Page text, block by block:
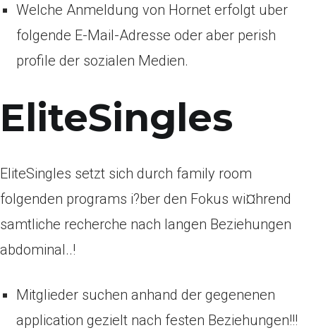
Welche Anmeldung von Hornet erfolgt uber
folgende E-Mail-Adresse oder aber perish
profile der sozialen Medien.
EliteSingles
EliteSingles setzt sich durch family room
folgenden programs i?ber den Fokus wi¤hrend
samtliche recherche nach langen Beziehungen
abdominal..!
Mitglieder suchen anhand der gegenenen
application gezielt nach festen Beziehungen!!!